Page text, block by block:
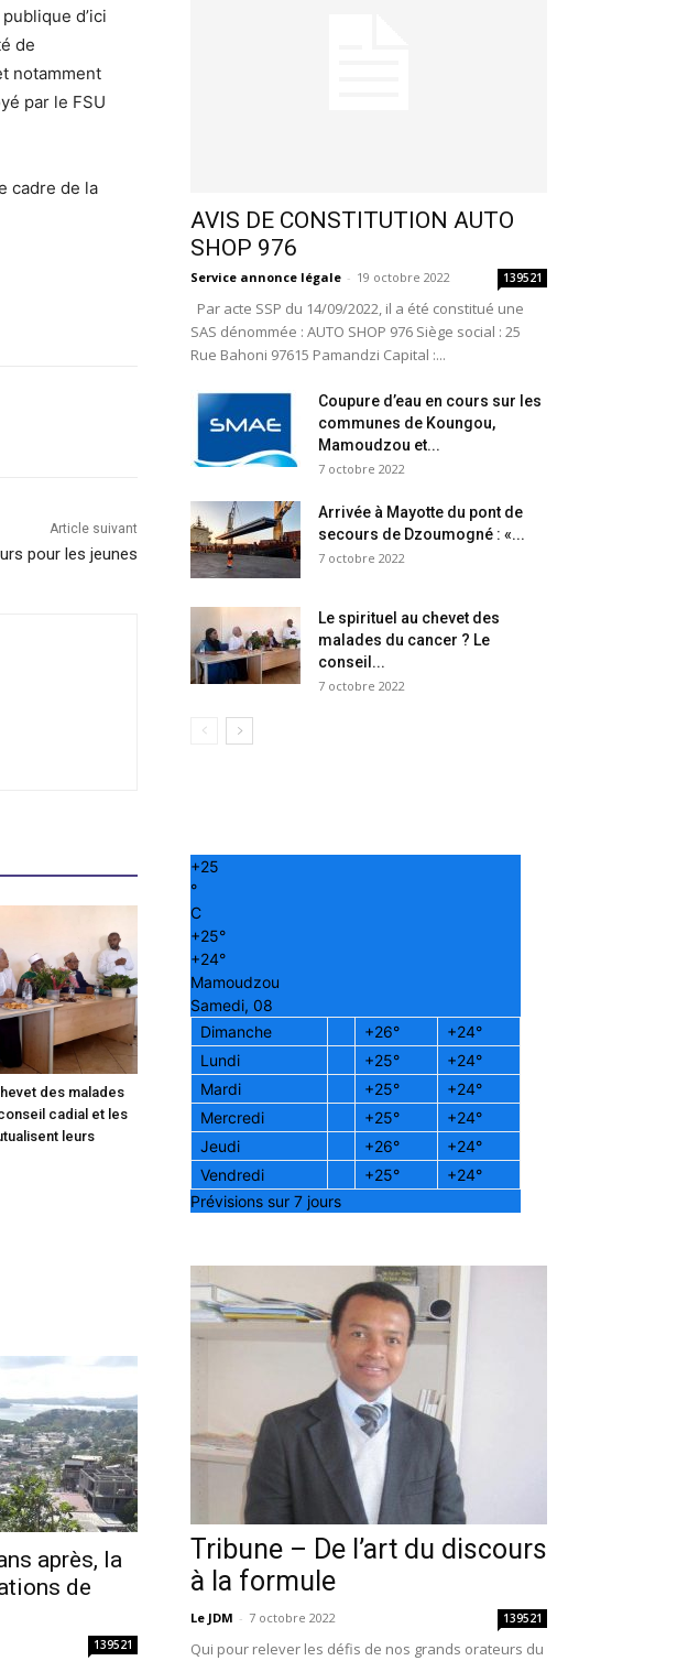
d’ici
de
notamment
par le FSU
cadre de la
Article suivant
pour les jeunes
des malades
cadial et les
leurs
après, la
de
139521
AVIS DE CONSTITUTION AUTO
SHOP 976
Service annonce légale - 19 octobre 2022 139521
Par acte SSP du 14/09/2022, il a été constitué une
SAS dénommée : AUTO SHOP 976 Siège social : 25
Rue Bahoni 97615 Pamandzi Capital :...
Coupure d’eau en cours sur les
communes de Koungou,
Mamoudzou et...
7 octobre 2022
Arrivée à Mayotte du pont de
secours de Dzoumogné : «...
7 octobre 2022
Le spirituel au chevet des
malades du cancer ? Le
conseil...
7 octobre 2022
+25
°
C
+25°
+24°
Mamoudzou
Samedi, 08
Dimanche
+26° +24°
Lundi
+25° +24°
Mardi
+25° +24°
Mercredi
+25° +24°
Jeudi
+26° +24°
Vendredi
+25° +24°
Prévisions sur 7 jours
Tribune – De l’art du discours
à la formule
Le JDM - 7 octobre 2022 139521
Qui pour relever les défis de nos grands orateurs du